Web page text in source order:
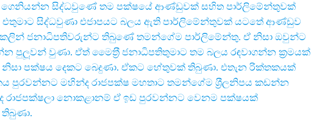
සිද්ධවුණේ තම පක්ෂයේ ආණ්ඩුවක් සහිත පාර්ලිමේන්තුවක්
සිද්ධවුණා එජාපයට බලය ඇති පාර්ලිමේන්තුවක් යටතේ ආණ්ඩුව
ජනාධිපතිවරුන්ට තිබුණේ තමන්ගේම පාර්ලිමේන්තු. ඒ නිසා ඔවුන්ට
පුලූවන් වුණා. ඒත් මෛත‍්‍රී ජනාධිපතිතුමාට තම බලය රඳවාගන්න ක‍්‍රමයක්
නිසා පක්ෂය දෙකට බෙදුණා. ඒකට හේතුවක් තිබුණා. එතැන රික්තකයක්
පුරවන්නට මහින්ද රාජපක්ෂ මහතාට තමන්ගේම ශ‍්‍රීලනිපය කඩන්න
රාජපක්ෂලා නොකළානම් ඒ ඉඩ පුරවන්නට වෙනම පක්ෂයක්